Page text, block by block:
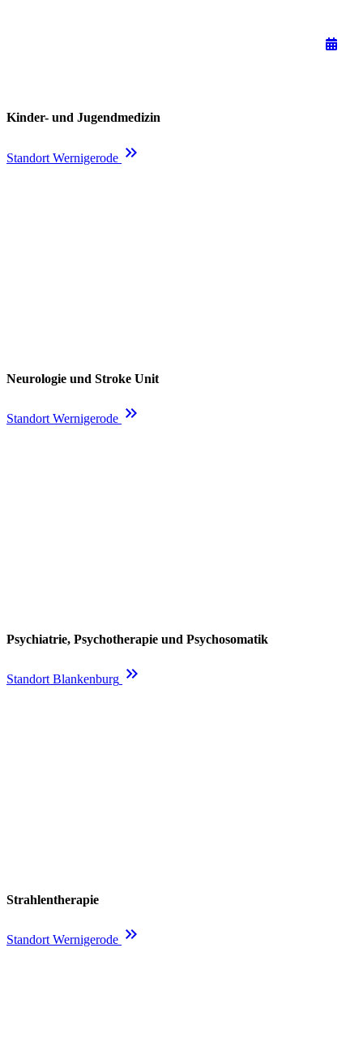
Kinder- und Jugendmedizin
Standort Wernigerode keyboard_double_arrow_right
Neurologie und Stroke Unit
Standort Wernigerode keyboard_double_arrow_right
Psychiatrie, Psychotherapie und Psychosomatik
Standort Blankenburg keyboard_double_arrow_right
Strahlentherapie
Standort Wernigerode keyboard_double_arrow_right